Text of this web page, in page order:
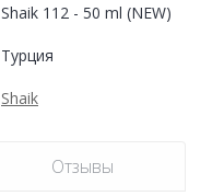
Shaik 112 - 50 ml (NEW)
Турция
Shaik
Отзывы